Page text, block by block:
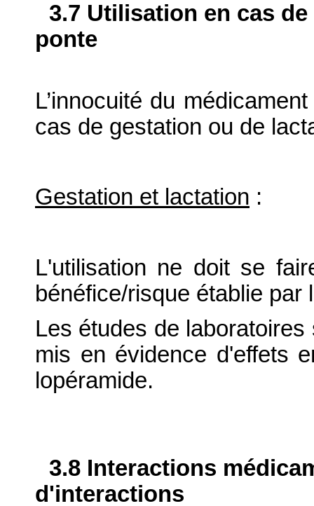
3.7 Utilisation en cas
ponte
L’innocuité du
cas de gestation ou de
Gestation et lactation :
L'utilisation ne doit se
bénéfice/risque établie
Les études de
mis en évidence d'effets
lopéramide.
3.8 Interactions
d'interactions